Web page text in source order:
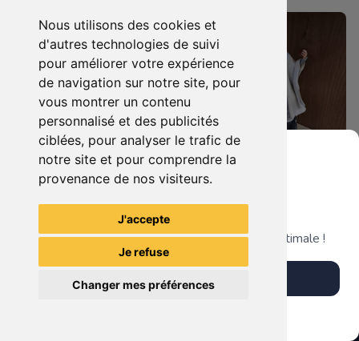
Nous utilisons des cookies et
d'autres technologies de suivi
pour améliorer votre expérience
de navigation sur notre site, pour
vous montrer un contenu
personnalisé et des publicités
ciblées, pour analyser le trafic de
notre site et pour comprendre la
provenance de nos visiteurs.
J'accepte
Je refuse
Changer mes préférences
99.90 € 0
Statuette Harley Quinn
189.90 €
La Mystérieuse Librairie
Nantaise
La Mystérieuse Librairie
Grenier du Geek
Télécharge notre app pour une expérience optimale !
Télécharger l'app